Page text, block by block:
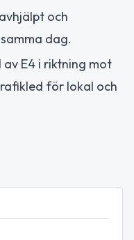
och
dag.
E4 i riktning mot
för lokal och